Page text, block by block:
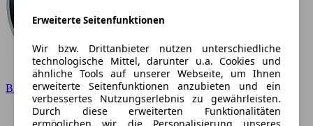
BMW
Erweiterte Seitenfunktionen
Wir bzw. Drittanbieter nutzen unterschiedliche
technologische Mittel, darunter u.a. Cookies und
ähnliche Tools auf unserer Webseite, um Ihnen
erweiterte Seitenfunktionen anzubieten und ein
verbessertes Nutzungserlebnis zu gewährleisten.
Durch diese erweiterten Funktionalitäten
ermöglichen wir die Personalisierung unseres